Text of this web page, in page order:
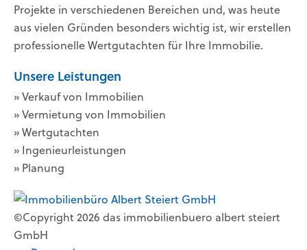
Projekte in verschiedenen Bereichen und, was heute
aus vielen Gründen besonders wichtig ist, wir erstellen
professionelle Wertgutachten für Ihre Immobilie.
Unsere Leistungen
» Verkauf von Immobilien
» Vermietung von Immobilien
» Wertgutachten
» Ingenieurleistungen
» Planung
©Copyright 2026 das immobilienbuero albert steiert
GmbH